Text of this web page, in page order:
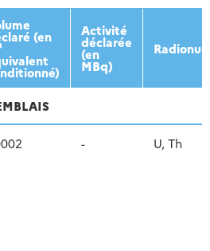
2015 2016
(en Activité
déclarée
(en
MBq)
- U, Th